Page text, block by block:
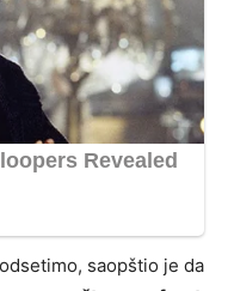
saopštio je da